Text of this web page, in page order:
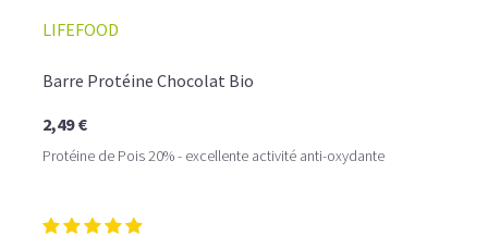
LIFEFOOD
Barre Protéine Chocolat Bio
2,49 €
Protéine de Pois 20% - excellente activité anti-oxydante